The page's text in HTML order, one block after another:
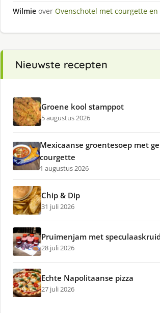
Wilmie over Ovenschotel met courgette
Nieuwste recepten
Groene kool stamppot
5 augustus 2026
Mexicaanse groentesoep met
courgette
1 augustus 2026
Chip & Dip
31 juli 2026
Pruimenjam met
28 juli 2026
Echte Napolitaanse pizza
27 juli 2026